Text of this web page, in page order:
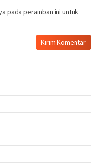
pada peramban ini untuk